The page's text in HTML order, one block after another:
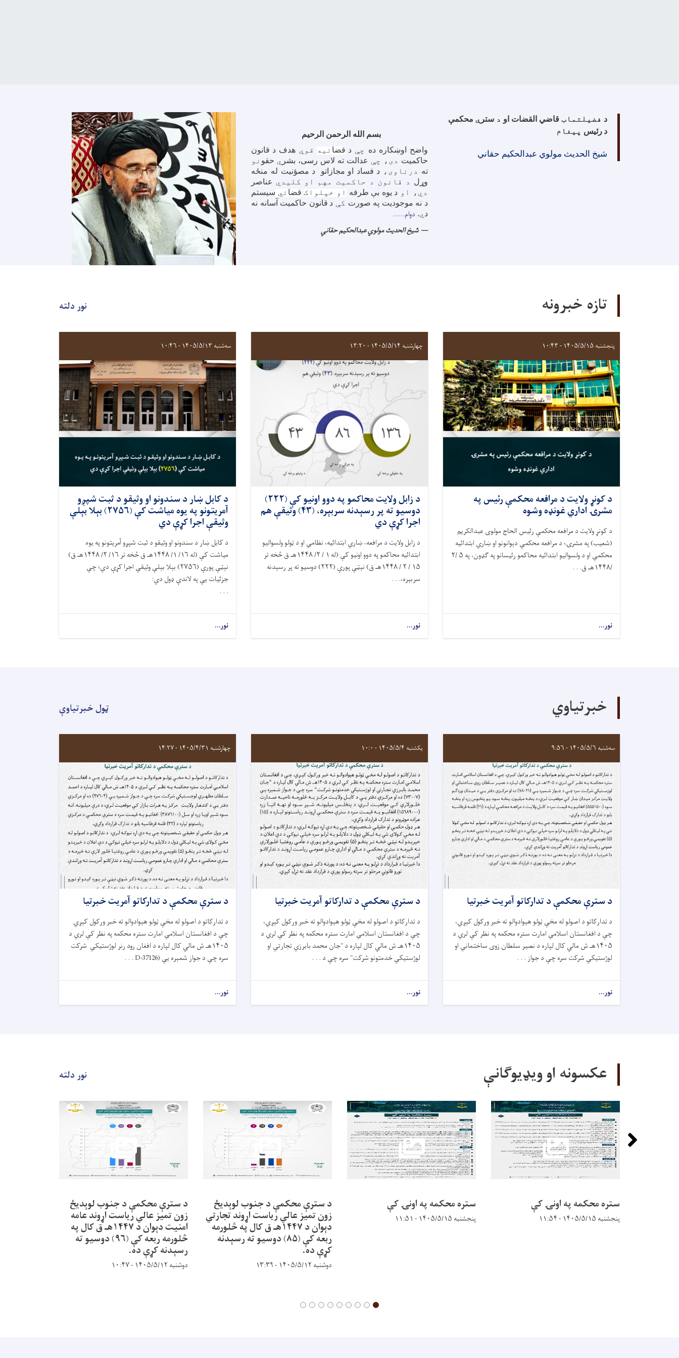
د فضیلتماب قاضي القضات او د ستر ې محکمې
د رئیس پیغام
شیخ الحدیث مولوي عبدالحکیم حقاني
بسم الله الرحمن الرحیم
واضح اوښکاره ده چې د قضا ئیه قوې هدف د قانون
حاکمیت دی، چې عدالت ته لاس رسی، بشر ي حقو نو
ته درناوی، د فساد او مجازاتو د مصؤنیت له منځه
وړل د قانون د حاکمیت مهم او کلیدي عناصر
دي، او د یوه بې طرفه او خپلواک قضا ئي سیستم
د نه موجودیت په صورت کې د قانون حاکمیت آسانه نه
دي. دوام......
شیخ الحدیث مولوي عبدالحکیم حقاني
تازه خبرونه نور دلته
پنجشنبه ۱۴۰۵/۵/۱۵ - ۱۰:۴۳
د کونړ ولایت د مرافعه محکمې رئيس په
مشرۍ اداري غونډه وشوه
د کونړ ولایت د مرافعه محکمې رئيس الحاج مولوی عبدالکریم
(شعیب) په مشرۍ؛ د مرافعه محکمې دېوانونو او ښاري ابتدائيه
محکمې او د ولسوالیو ابتدائيه محاکمو رئيسانو په ګډون، په ۵ /۲
/۱۴۴۸هـ ق. . .
نور...
چهارشنبه ۱۴۰۵/۵/۱۴ - ۱۳:۲۰
د زابل ولايت محاکمو په دوو اونيو کې (۲۲۲)
دوسیو ته پر رسېدنه سربېره، (۴۳) وثیقې هم
اجرا کړې دي
د زابل ولایت د مرافعه، ښاري ابتدائیه، نظامي او د ټولو ولسواليو
ابتدائيه محاکمو په دوو اونيو کې (له ۱ / ۲/ ۱۴۴۸هـ ق څخه تر
۱۵ / ۲ / ۱۴۴۸هـ ق) نېټې پورې (۲۲۲) دوسيو ته پر رسېدنه
سربېره،. . .
نور...
سه‌شنبه ۱۴۰۵/۵/۱۳ - ۱۰:۴۶
د کابل ښار د سندونو او وثیقو د ثبت شپږو
آمریتونو په يوه مياشت کې (۲۷۵۶) بېلا بېلې
وثیقې اجرا کړې دي
د کابل ښار د سندونو او وثيقو د ثبت شپږو آمريتونو په يوه
مياشت کې (له ۱۶/ ۱/ ۱۴۴۸هـ ق څخه تر ۱۶/ ۲/ ۱۴۴۸هـ ق)
نېټې پورې (۲۷۵۶) بېلا بېلې وثيقې اجرا کړې دي؛ چې
جزئيات يې په لاندې ډول دي:
. . .
نور...
خبرتیاوي ټول خبرتیاوې
سه‌شنبه ۱۴۰۵/۵/۶ - ۹:۵۶
د سترې محکمې د تدارکاتو آمريت خبرتيا
د تدارکاتو د اصولو له مخې ټولو هېوادوالو ته خبر ورکول کېږي،
چې د افغانستان اسلامي امارت ستره محکمه په نظر کې لري د
۱۴۰۵هـ ش مالي کال لپاره د نصیر سلطان زوی ساختماني او
لوژستیکي شرکت سره چې د جواز . . .
نور...
یکشنبه ۱۴۰۵/۵/۴ - ۱۰:۰
د سترې محکمې د تدارکاتو آمريت خبرتيا
د تدارکاتو د اصولو له مخې ټولو هېوادوالو ته خبر ورکول کېږي،
چې د افغانستان اسلامي امارت ستره محکمه په نظر کې لري د
۱۴۰۵هـ ش مالي کال لپاره د "جان محمد بابرزي تجارتي او
لوژستیکي خدمتونو شرکت" سره چې د . . .
نور...
چهارشنبه ۱۴۰۵/۴/۳۱ - ۱۴:۲۷
د سترې محکمې د تدارکاتو آمريت خبرتیا
د تدارکاتو د اصولو له مخې ټولو هېوادوالو ته خبر ورکول کېږي
چې د افغانستان اسلامي امارت ستره محکمه په نظر کې لري د
۱۴۰۵هـ ش مالي کال لپاره د افغان رود رنر لوژستیکي شرکت
سره چې د جواز شمېره یې (D-37126 . . .
نور...
عکسونه او ویډیوګانې نور دلته
ستره محکمه په اونۍ کې
پنجشنبه ۱۴۰۵/۵/۱۵ - ۱۱:۵۴
ستره محکمه په اونۍ کې
پنجشنبه ۱۴۰۵/۵/۱۵ - ۱۱:۵۱
د سترې محکمې د جنوب لوېديځ
زون تمیز عالي ریاست اړوند تجارتي
دېوان د ۱۴۴۷هـ ق کال په څلورمه
ربعه کې (۸۵) دوسیو ته رسېدنه
کړې ده.
دوشنبه ۱۴۰۵/۵/۱۲ - ۱۳:۳۹
د سترې محکمې د جنوب لوېديځ
زون تمیز عالي ریاست اړوند عامه
امنيت دېوان د ۱۴۴۷هـ ق کال په
څلورمه ربعه کې (۹۶) دوسیو ته
رسېدنه کړې ده.
دوشنبه ۱۴۰۵/۵/۱۲ - ۱۰:۴۷